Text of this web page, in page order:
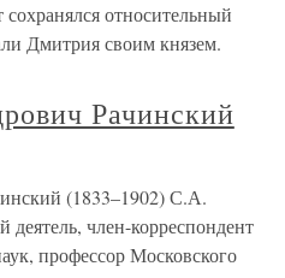
относительный
Дмитрия своим князем.
Рачинский
(1833–1902) С.А.
член-корреспондент
профессор Московского